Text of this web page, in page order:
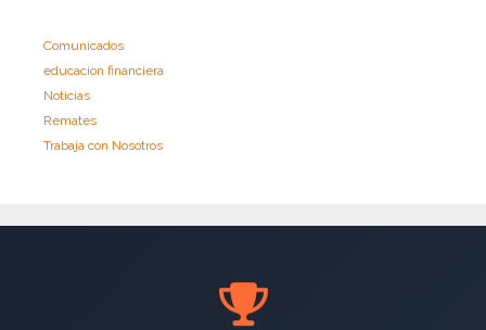
Comunicados
educacion financiera
Noticias
Remates
Trabaja con Nosotros